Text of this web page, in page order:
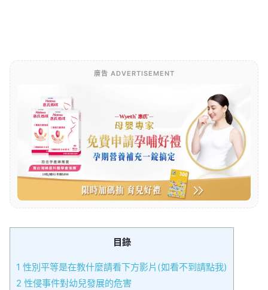
廣告 ADVERTISEMENT
目錄
1 性別平等是在教什麼請看下方影片(如看不到請點我)
2 性侵事件對幼兒發展的危害